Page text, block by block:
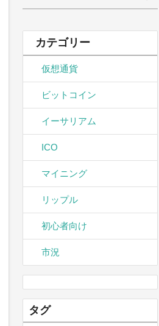
索:
カテゴリー
仮想通貨
ビットコイン
イーサリアム
ICO
マイニング
リップル
初心者向け
市況
タグ